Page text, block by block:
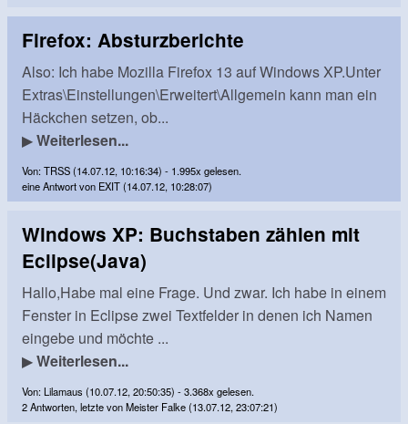
Firefox: Absturzberichte
Also: Ich habe Mozilla Firefox 13 auf Windows XP.Unter
Extras\Einstellungen\Erweitert\Allgemein kann man ein
Häckchen setzen, ob...
▶Weiterlesen...
Von: TRSS (14.07.12, 10:16:34) - 1.995x gelesen.
eine Antwort von EXIT (14.07.12, 10:28:07)
Windows XP: Buchstaben zählen mit
Eclipse(Java)
Hallo,Habe mal eine Frage. Und zwar. Ich habe in einem
Fenster in Eclipse zwei Textfelder in denen ich Namen
eingebe und möchte ...
▶Weiterlesen...
Von: Lilamaus (10.07.12, 20:50:35) - 3.368x gelesen.
2 Antworten, letzte von Meister Falke (13.07.12, 23:07:21)